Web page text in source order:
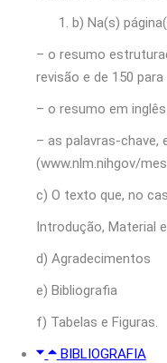
b) Na(s)
– o resumo
revisão e de 150
– o resumo em
– as
(www.nlm.nihgov/
c) O texto que, no
Introdução, Material
d) Agradecimentos
e) Bibliografia
f) Tabelas e Figuras.
BIBLIOGRAFIA